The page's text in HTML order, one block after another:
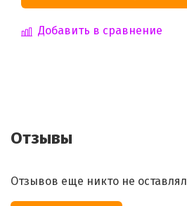
Добавить в сравнение
Отзывы
Отзывов еще никто не оставлял